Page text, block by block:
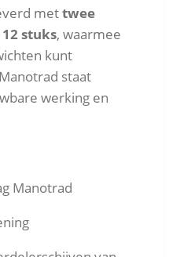
mettwee
stuks, waarmee
kunt
staat
werking en
Manotrad